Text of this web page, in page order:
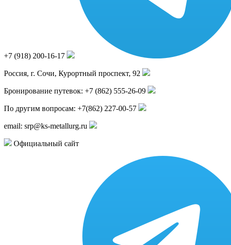
+7 (918) 200-16-17
Россия, г. Сочи, Курортный проспект, 92
Бронирование путевок: +7 (862) 555-26-09
По другим вопросам: +7(862) 227-00-57
email: srp@ks-metallurg.ru
Официальный сайт